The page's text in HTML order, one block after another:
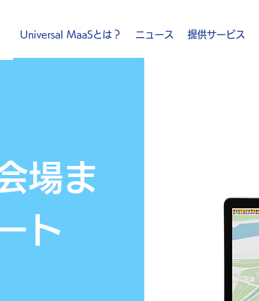
Universal MaaSとは？ ニュース 提供サービス
場ま
ト